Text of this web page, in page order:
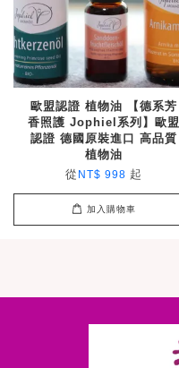
歐盟認證 植物油 【德系芳
香照護 Jophiel系列】歐盟
認證 德國原裝進口 高品質
植物油
從 NT$ 998 起
加入購物車